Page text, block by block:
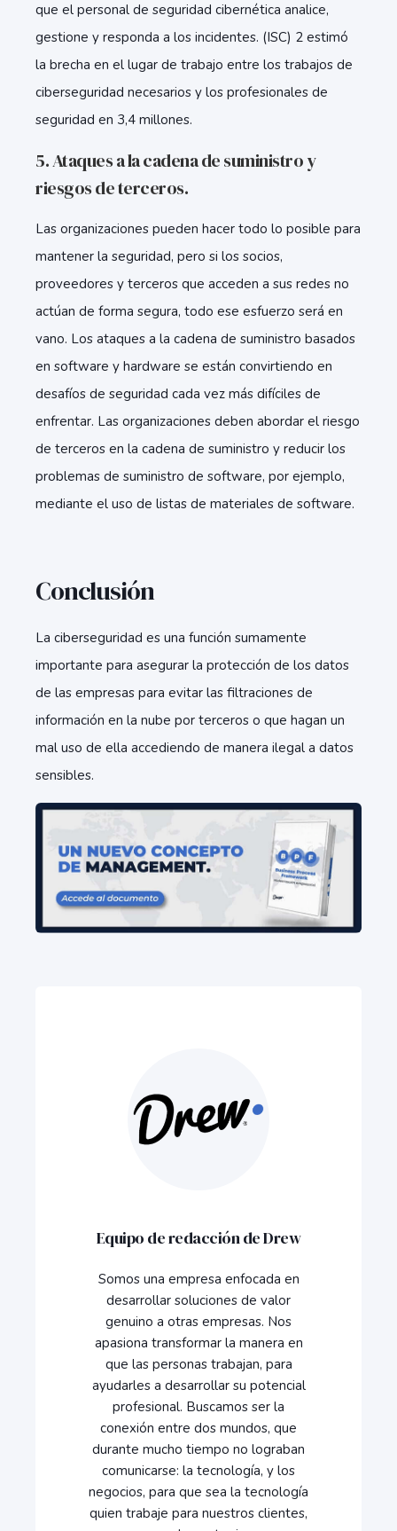
que el personal de seguridad cibernética analice,
gestione y responda a los incidentes. (ISC) 2 estimó
la brecha en el lugar de trabajo entre los trabajos de
ciberseguridad necesarios y los profesionales de
seguridad en 3,4 millones.
5. Ataques a la cadena de suministro y
riesgos de terceros.
Las organizaciones pueden hacer todo lo posible para
mantener la seguridad, pero si los socios,
proveedores y terceros que acceden a sus redes no
actúan de forma segura, todo ese esfuerzo será en
vano. Los ataques a la cadena de suministro basados ​​
en software y hardware se están convirtiendo en
desafíos de seguridad cada vez más difíciles de
enfrentar. Las organizaciones deben abordar el riesgo
de terceros en la cadena de suministro y reducir los
problemas de suministro de software, por ejemplo,
mediante el uso de listas de materiales de software.
Conclusión
La ciberseguridad es una función sumamente
importante para asegurar la protección de los datos
de las empresas para evitar las filtraciones de
información en la nube por terceros o que hagan un
mal uso de ella accediendo de manera ilegal a datos
sensibles.
Equipo de redacción de Drew
Somos una empresa enfocada en
desarrollar soluciones de valor
genuino a otras empresas. Nos
apasiona transformar la manera en
que las personas trabajan, para
ayudarles a desarrollar su potencial
profesional. Buscamos ser la
conexión entre dos mundos, que
durante mucho tiempo no lograban
comunicarse: la tecnología, y los
negocios, para que sea la tecnología
quien trabaje para nuestros clientes,